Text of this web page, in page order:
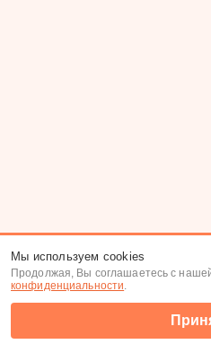
Мы используем cookies
Продолжая, Вы соглашаетесь с
конфиденциальности.